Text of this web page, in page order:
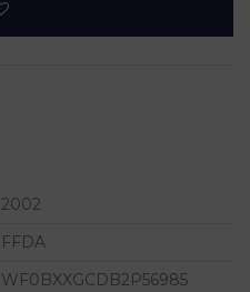
2002
FFDA
WF0BXXGCDB2P56985